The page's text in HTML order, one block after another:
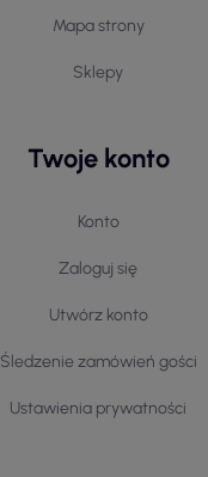
Mapa strony
Sklepy
Twoje konto
Konto
Zaloguj się
Utwórz konto
Śledzenie zamówień gości
Ustawienia prywatności